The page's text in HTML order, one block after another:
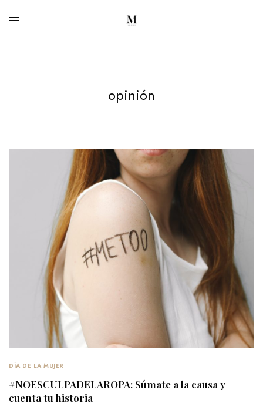
opinión
DÍA DE LA MUJER
#NOESCULPADELAROPA: Súmate a la causa y
cuenta tu historia